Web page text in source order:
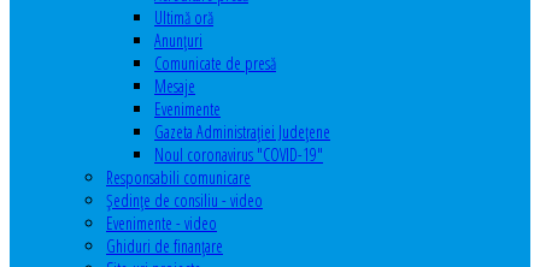
Ultimă oră
Anunţuri
Comunicate de presă
Mesaje
Evenimente
Gazeta Administraţiei Judeţene
Noul coronavirus "COVID-19"
Responsabili comunicare
Şedinţe de consiliu - video
Evenimente - video
Ghiduri de finanţare